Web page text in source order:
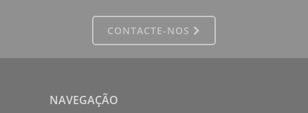
CONTACTE-NOS
NAVEGAÇÃO